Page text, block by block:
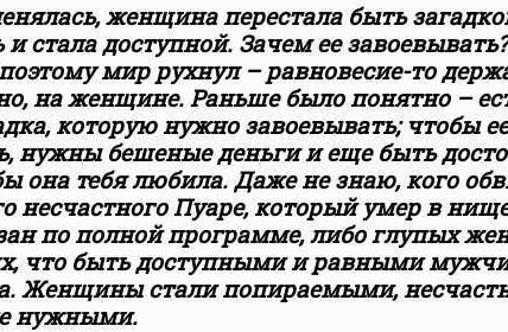
женщина перестала быть
и стала доступной. Зачем ее
мир рухнул – равновесие-то
на женщине. Раньше было понятно –
которую нужно завоевывать; чтобы ее
нужны бешеные деньги и еще быть
она тебя любила. Даже не знаю, кого
несчастного Пуаре, который умер в
по полной программе, либо глупых
что быть доступными и равными
Женщины стали попираемыми,
нужными.